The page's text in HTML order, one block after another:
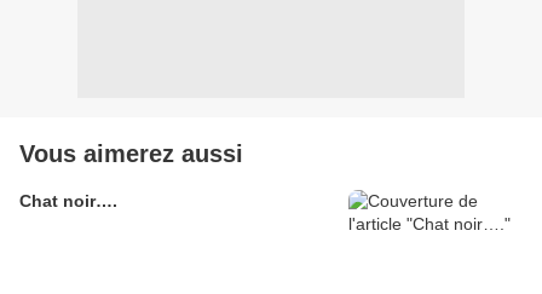
Vous aimerez aussi
Chat noir….